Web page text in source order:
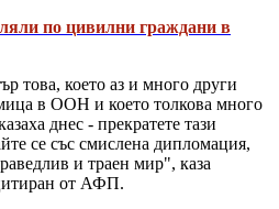
по цивилни граждани в
това, което аз и много други
в ООН и което толкова много
днес - прекратете тази
се със смислена дипломация,
и траен мир", каза
от АФП.